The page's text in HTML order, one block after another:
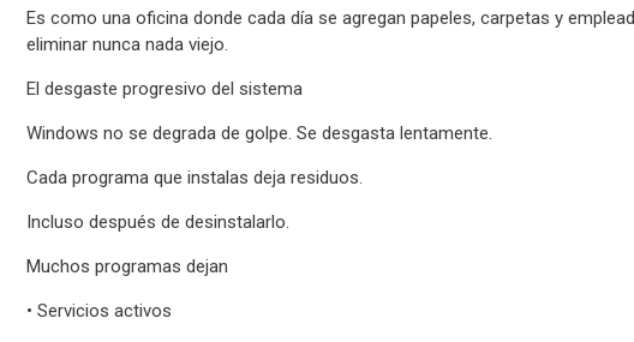
Es como una oficina donde cada día se agregan papeles, carpetas y
eliminar nunca nada viejo.
El desgaste progresivo del sistema
Windows no se degrada de golpe. Se desgasta lentamente.
Cada programa que instalas deja residuos.
Incluso después de desinstalarlo.
Muchos programas dejan
• Servicios activos